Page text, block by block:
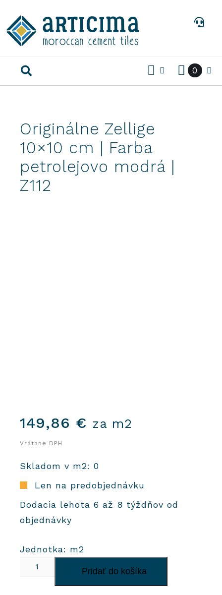
obsah
0
Originálne Zellige
10×10 cm | Farba
petrolejovo modrá |
Z112
149,86 € za m2
Vrátane DPH
Skladom v m2: 0
Len na predobjednávku
Dodacia lehota 6 až 8 týždňov od
objednávky
Jednotka: m2
množstvo
Pridať do košíka